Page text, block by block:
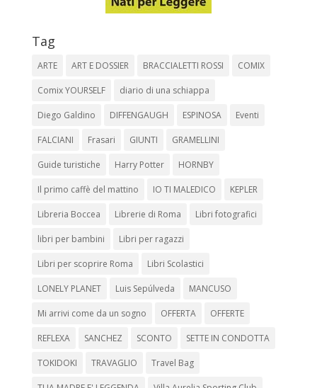
Tag
ARTE ART E DOSSIER BRACCIALETTI ROSSI COMIX
Comix YOURSELF diario di una schiappa
Diego Galdino DIFFENGAUGH ESPINOSA Eventi
FALCIANI Frasari GIUNTI GRAMELLINI
Guide turistiche Harry Potter HORNBY
Il primo caffè del mattino IO TI MALEDICO KEPLER
Libreria Boccea Librerie di Roma Libri fotografici
libri per bambini Libri per ragazzi
Libri per scoprire Roma Libri Scolastici
LONELY PLANET Luis Sepúlveda MANCUSO
Mi arrivi come da un sogno OFFERTA OFFERTE
REFLEXA SANCHEZ SCONTO SETTE IN CONDOTTA
TOKIDOKI TRAVAGLIO Travel Bag